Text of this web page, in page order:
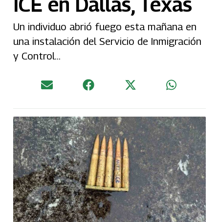
Un individuo abrió fuego esta mañana en
una instalación del Servicio de Inmigración
y Control...